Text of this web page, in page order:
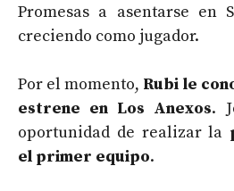
Promesas a asentarse en
creciendo como jugador.
Por el momento, Rubi le
estrene en Los Anexos.
oportunidad de realizar la
el primer equipo.